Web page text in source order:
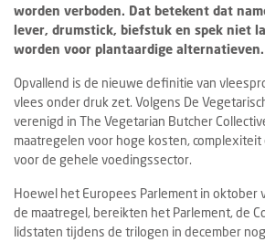
worden verboden. Dat betekent dat
lever, drumstick, biefstuk en spek niet
worden voor plantaardige alternatieven.
Opvallend is de nieuwe definitie van
vlees onder druk zet. Volgens De
verenigd in The Vegetarian Butcher
maatregelen voor hoge kosten,
voor de gehele voedingssector.
Hoewel het Europees Parlement in oktober
de maatregel, bereikten het Parlement, de
lidstaten tijdens de trilogen in december